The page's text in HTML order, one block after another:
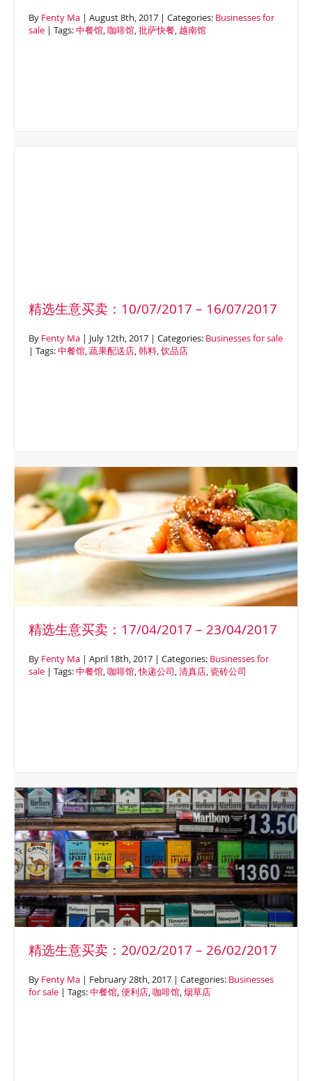
By Fenty Ma | August 8th, 2017 | Categories: Businesses for
sale | Tags:中餐馆,咖啡馆,批萨快餐, 越南馆
精选生意买卖：10/07/2017 – 16/07/2017
By Fenty Ma | July 12th, 2017 | Categories: Businesses for sale
| Tags:中餐馆,蔬果配送店,韩料,饮品店
精选生意买卖：17/04/2017 – 23/04/2017
By Fenty Ma | April 18th, 2017 | Categories: Businesses for
sale | Tags:中餐馆,咖啡馆,快递公司,清真店,瓷砖公司
精选生意买卖：20/02/2017 – 26/02/2017
By Fenty Ma | February 28th, 2017 | Categories: Businesses
for sale | Tags:中餐馆,便利店,咖啡馆,烟草店